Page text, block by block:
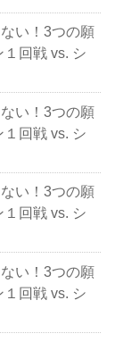
い！3つの願
回戦 vs. シ
い！3つの願
回戦 vs. シ
い！3つの願
回戦 vs. シ
い！3つの願
回戦 vs. シ